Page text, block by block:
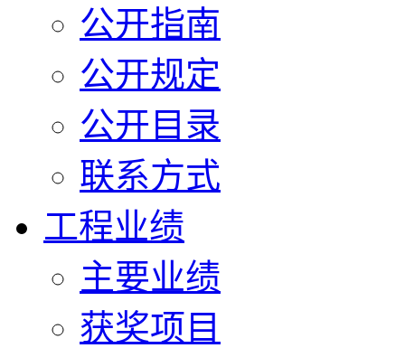
公开指南
公开规定
公开目录
联系方式
工程业绩
主要业绩
获奖项目